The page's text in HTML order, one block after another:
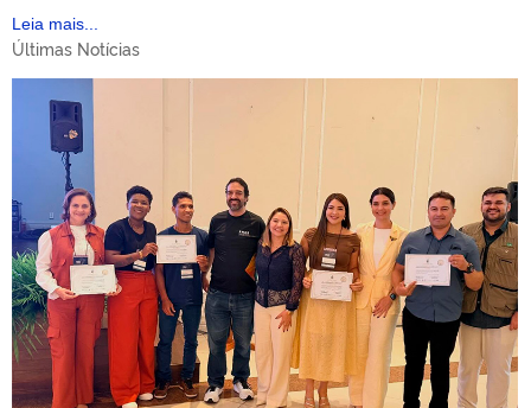
Leia mais...
Últimas Notícias